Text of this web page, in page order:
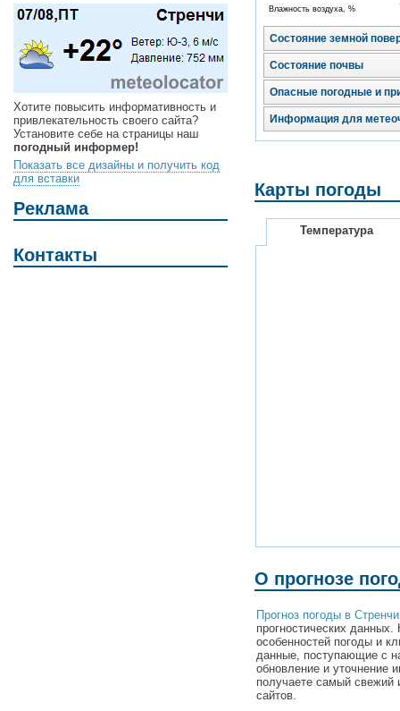
Хотите повысить информативность и
привлекательность своего сайта?
Установите себе на страницы наш
погодный информер!
Показать все дизайны и получить код
для вставки
Реклама
Контакты
Влажность воздуха, %
Состояние земной
Состояние почвы
Опасные погодные и
Информация для
Карты погоды
Температура
О прогнозе
Прогноз погоды в Стренчи
прогностических
особенностей погоды и
данные, поступающие с
обновление и уточнение
получаете самый свежий
сайтов.